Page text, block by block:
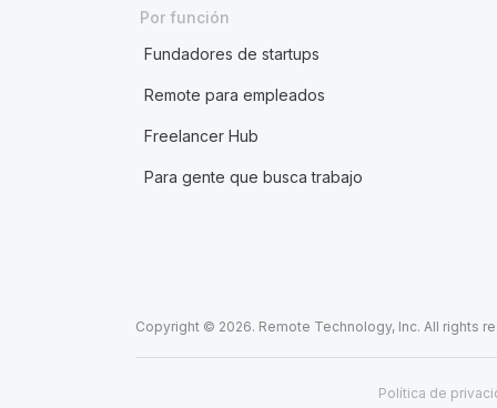
Por función
Fundadores de startups
Remote para empleados
Freelancer Hub
Para gente que busca trabajo
Copyright © 2026. Remote Technology, Inc. All rights
Política de